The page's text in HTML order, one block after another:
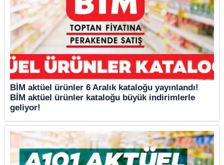
BİM aktüel ürünler 6 Aralık kataloğu yayınlandı!
BİM aktüel ürünler kataloğu büyük indirimlerle
geliyor!